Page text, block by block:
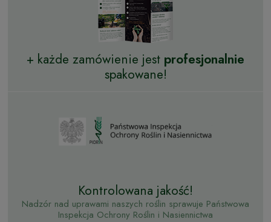
+ każde zamówienie jest profesjonalnie
spakowane!
Kontrolowana jakość!
Nadzór nad uprawami naszych roślin sprawuje Państwowa
Inspekcja Ochrony Roślin i Nasiennictwa